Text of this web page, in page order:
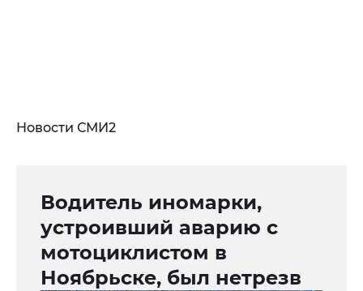
Новости СМИ2
Водитель иномарки,
устроивший аварию с
мотоциклистом в
Ноябрьске, был нетрезв